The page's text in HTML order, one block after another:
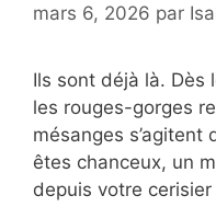
mars 6, 2026 par
Ils sont déjà là. Dès
les rouges-gorges
mésanges s’agitent
êtes chanceux, un
depuis votre